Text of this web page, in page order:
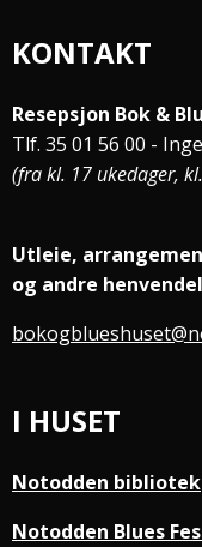
KONTAKT
Resepsjon Bok &
Tlf. 35 01 56 00 -
(fra kl. 17 ukedager,
Utleie,
og andre
I HUSET
Notodden bibliotek
Notodden Blues